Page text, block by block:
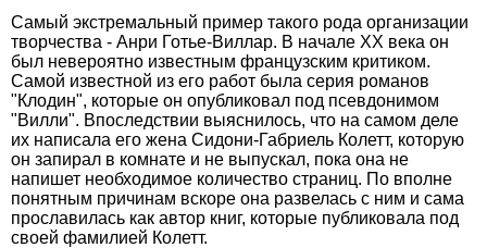
Самый экстремальный пример такого рода организации
творчества - Анри Готье-Виллар. В начале ХХ века он
был невероятно известным французским критиком.
Самой известной из его работ была серия романов
"Клодин", которые он опубликовал под псевдонимом
"Вилли". Впоследствии выяснилось, что на самом деле
их написала его жена Сидони-Габриель Колетт, которую
он запирал в комнате и не выпускал, пока она не
напишет необходимое количество страниц. По вполне
понятным причинам вскоре она развелась с ним и сама
прославилась как автор книг, которые публиковала под
своей фамилией Колетт.